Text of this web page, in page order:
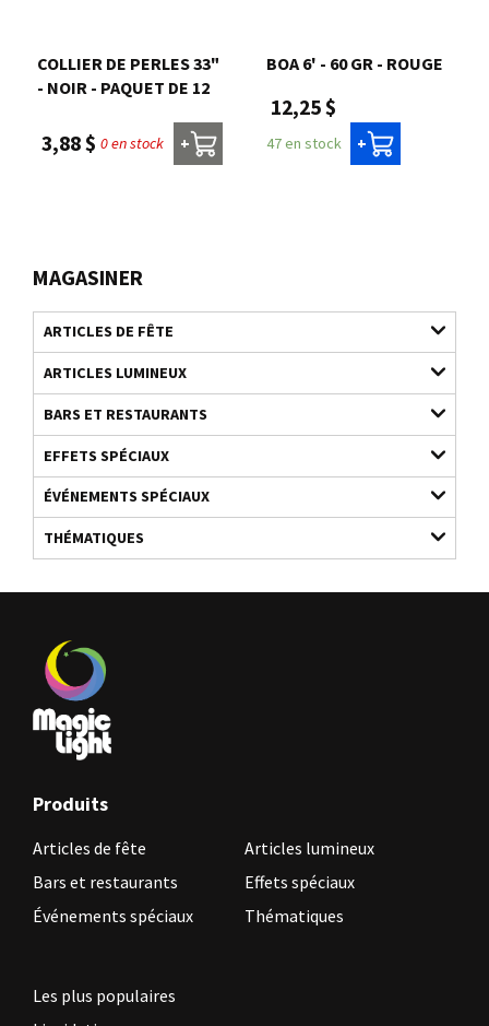
MAGASINER
ARTICLES DE FÊTE
ARTICLES LUMINEUX
BARS ET RESTAURANTS
EFFETS SPÉCIAUX
ÉVÉNEMENTS SPÉCIAUX
THÉMATIQUES
COLLIER DE PERLES 33"
- NOIR - PAQUET DE 12
3,88 $ 0 en stock +
BOA 6' - 60 GR - ROUGE
12,25 $
47 en stock +
Produits
Articles de fête
Articles lumineux
Bars et restaurants
Effets spéciaux
Événements spéciaux
Thématiques
Les plus populaires